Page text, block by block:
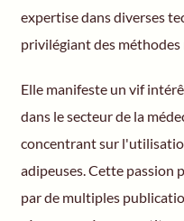
expertise dans diverses
privilégiant des méthodes
Elle manifeste un vif
dans le secteur de la
concentrant sur
adipeuses. Cette
par de multiples